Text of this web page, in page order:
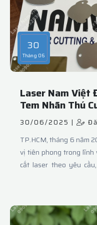
hoa vải cắt laser
thời trang, tiệm cưới hỏi. ..
30
Tháng 06
Laser Nam Việt
Tem Nhãn Thú
Laser Hiện Đại
30/06/2025 |
TP.HCM, tháng 6 năm
vị tiên phong trong lĩnh
cắt laser theo yêu
quan trọng trong việc